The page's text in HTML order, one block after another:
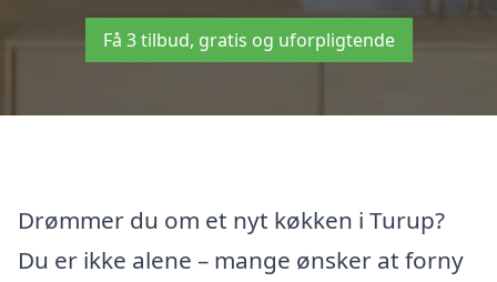
Få 3 tilbud, gratis og uforpligtende
Drømmer du om et nyt køkken i Turup?
Du er ikke alene – mange ønsker at forny